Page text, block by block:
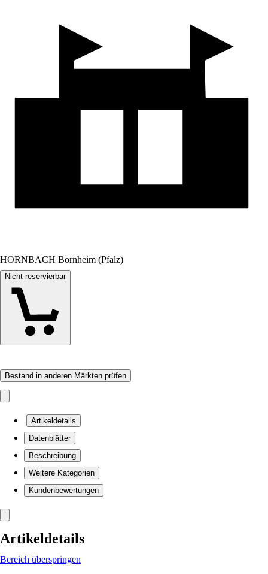
HORNBACH Bornheim (Pfalz)
Nicht reservierbar
Bestand in anderen Märkten prüfen
Artikeldetails
Datenblätter
Beschreibung
Weitere Kategorien
Kundenbewertungen
Artikeldetails
Bereich überspringen